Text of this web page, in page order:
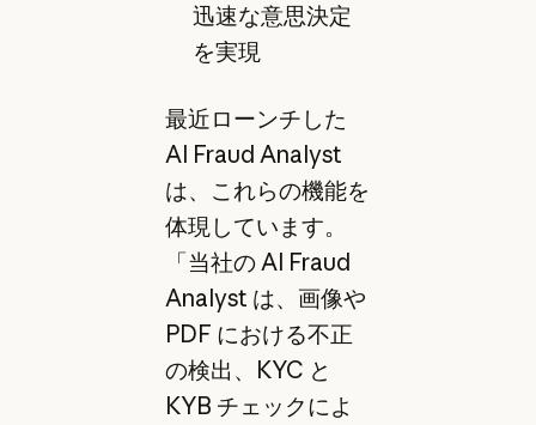
迅速な意思決定
を実現
最近ローンチした
AI Fraud Analyst
は、これらの機能を
体現しています。
「当社の AI Fraud
Analyst は、画像や
PDF における不正
の検出、KYC と
KYB チェックによ